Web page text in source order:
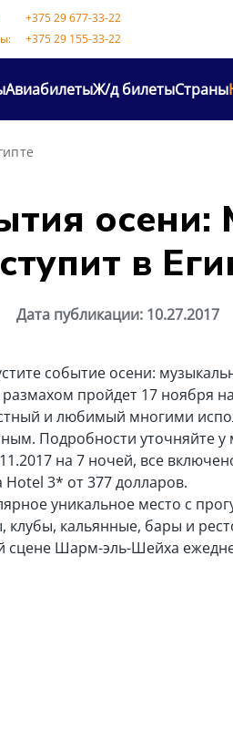
+375 29 677-33-22
+375 29 155-33-22
АвиабилетыЖ/д билетыСтраны
осени:
в
Дата публикации: 10.27.2017
событие осени:
пройдет 17 ноября
и любимый многими
Подробности уточняйте
на 7 ночей, все
3* от 377 долларов.
уникальное место c
кальянные, бары и
сцене Шарм-эль-Шейха